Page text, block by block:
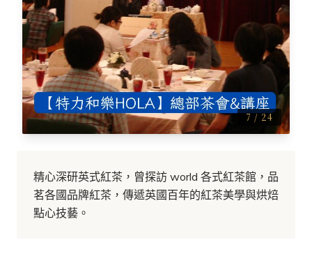
7 / 24
精心深研英式紅茶，曾探訪 world 各式紅茶館，品
茗各國品牌紅茶，傳遞英國百年的紅茶美學與烘焙
點心技藝。